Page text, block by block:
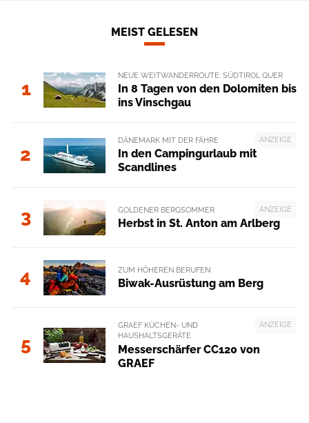
MEIST GELESEN
1
NEUE WEITWANDERROUTE: SÜDTIROL QUER
In 8 Tagen von den Dolomiten bis
ins Vinschgau
2
ANZEIGE
DÄNEMARK MIT DER FÄHRE
In den Campingurlaub mit
Scandlines
3 ANZEIGE
GOLDENER BERGSOMMER
Herbst in St. Anton am Arlberg
4 ZUM HÖHEREN BERUFEN
Biwak-Ausrüstung am Berg
5
ANZEIGE
GRAEF KÜCHEN- UND
HAUSHALTSGERÄTE
Messerschärfer CC120 von
GRAEF